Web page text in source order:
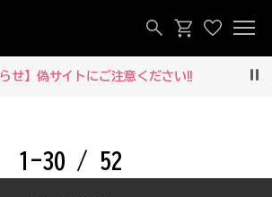
せ】偽サイトにご注意ください‼
1-30 / 52